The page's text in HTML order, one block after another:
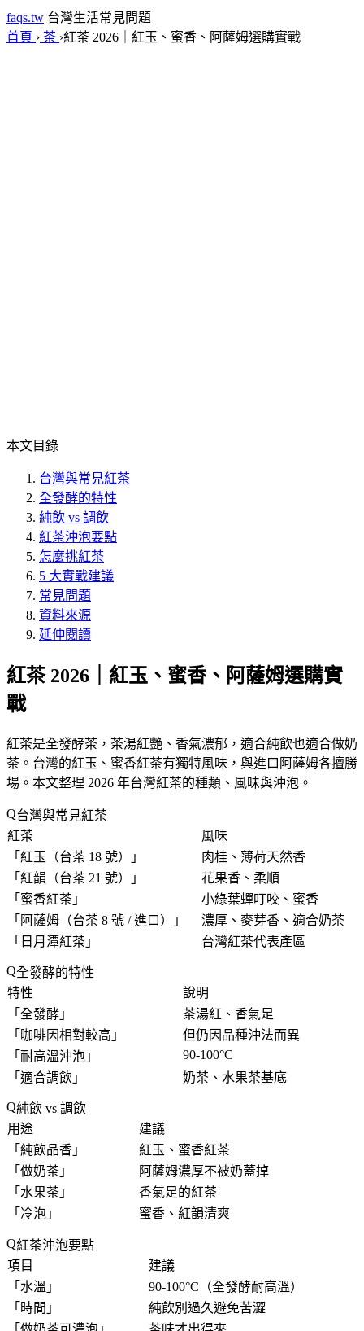
faqs.tw 台灣生活常見問題
首頁 › 茶 ›紅茶 2026｜紅玉、蜜香、阿薩姆選購實戰
本文目錄
台灣與常見紅茶
全發酵的特性
純飲 vs 調飲
紅茶沖泡要點
怎麼挑紅茶
5 大實戰建議
常見問題
資料來源
延伸閱讀
紅茶 2026｜紅玉、蜜香、阿薩姆選購實
戰
紅茶是全發酵茶，茶湯紅艷、香氣濃郁，適合純飲也適合做奶
茶。台灣的紅玉、蜜香紅茶有獨特風味，與進口阿薩姆各擅勝
場。本文整理 2026 年台灣紅茶的種類、風味與沖泡。
台灣與常見紅茶
紅茶
風味
「 紅玉（台茶 18 號） 」
肉桂、薄荷天然香
「 紅韻（台茶 21 號） 」
花果香、柔順
「 蜜香紅茶 」
小綠葉蟬叮咬、蜜香
「 阿薩姆（台茶 8 號 / 進口） 」
濃厚、麥芽香、適合奶茶
「 日月潭紅茶 」 台灣紅茶代表產區
全發酵的特性
特性
說明
「 全發酵 」
茶湯紅、香氣足
「 咖啡因相對較高 」
但仍因品種沖法而異
「 耐高溫沖泡 」
90-100°C
「 適合調飲 」 奶茶、水果茶基底
純飲 vs 調飲
用途
建議
「 純飲品香 」
紅玉、蜜香紅茶
「 做奶茶 」
阿薩姆濃厚不被奶蓋掉
「 水果茶 」
香氣足的紅茶
「 冷泡 」 蜜香、紅韻清爽
紅茶沖泡要點
項目
建議
「 水溫 」
90-100°C（全發酵耐高溫）
「 時間 」
純飲別過久避免苦澀